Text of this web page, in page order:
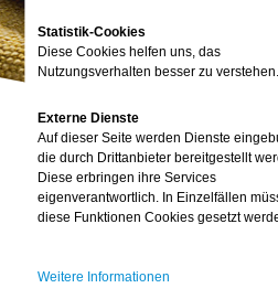
Statistik-Cookies
Diese Cookies helfen uns, das
Nutzungsverhalten besser zu verstehen.
Externe Dienste
Auf dieser Seite werden Dienste
die durch Drittanbieter bereitgestellt
Diese erbringen ihre Services
eigenverantwortlich. In Einzelfällen
diese Funktionen Cookies gesetzt
Weitere Informationen